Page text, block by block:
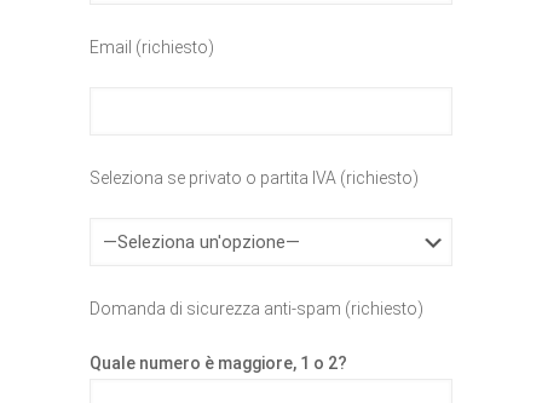
Email (richiesto)
Seleziona se privato o partita IVA (richiesto)
Domanda di sicurezza anti-spam (richiesto)
Quale numero è maggiore, 1 o 2?